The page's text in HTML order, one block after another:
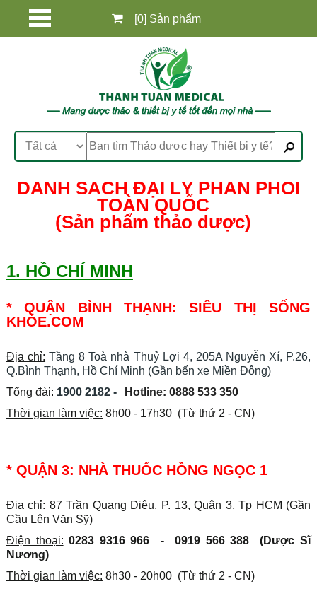
[0] Sản phẩm
DANH SÁCH ĐẠI LÝ PHÂN PHỐI
TOÀN QUỐC
(Sản phẩm thảo dược)
1. HỒ CHÍ MINH
* QUẬN BÌNH THẠNH: SIÊU THỊ SỐNG
KHỎE.COM
Địa chỉ: Tầng 8 Toà nhà Thuỷ Lợi 4, 205A Nguyễn Xí, P.26,
Q.Bình Thạnh, Hồ Chí Minh (Gần bến xe Miền Đông)
Tổng đài: 1900 2182 -
Hotline: 0888 533 350
Thời gian làm việc: 8h00 - 17h30 (Từ thứ 2 - CN)
* QUẬN 3: NHÀ THUỐC HỒNG NGỌC 1
Địa chỉ: 87 Trần Quang Diệu, P. 13, Quận 3, Tp HCM (Gần
Cầu Lên Văn Sỹ)
Điện thoại: 0283 9316 966 - 0919 566 388 (Dược Sĩ
Nương)
Thời gian làm việc: 8h30 - 20h00 (Từ thứ 2 - CN)